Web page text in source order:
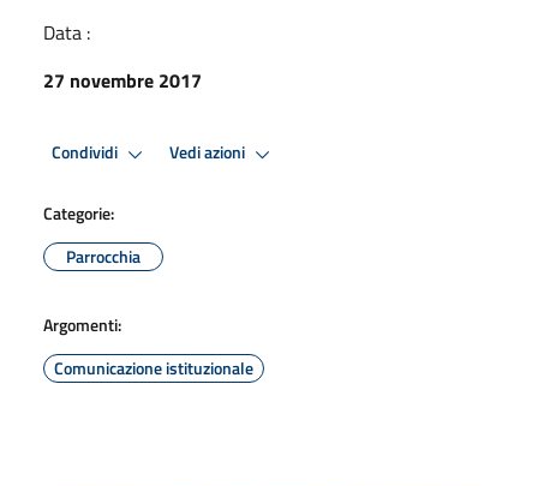
Data :
27 novembre 2017
Condividi Vedi azioni
Categorie:
Parrocchia
Argomenti:
Comunicazione istituzionale